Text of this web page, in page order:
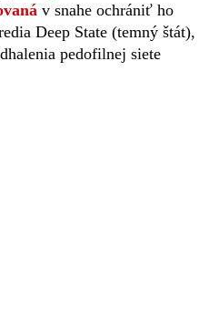
v snahe ochrániť ho
Deep State (temný štát),
pedofilnej siete